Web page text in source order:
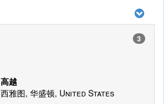
3
高越
西雅图, 华盛顿, United States